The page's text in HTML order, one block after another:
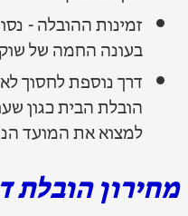
זמינות ההובלה -
בעונה החמה של
דרך נוספת לחסוך
הובלת הבית כגון
למצוא את המועד
מחירון הובלת